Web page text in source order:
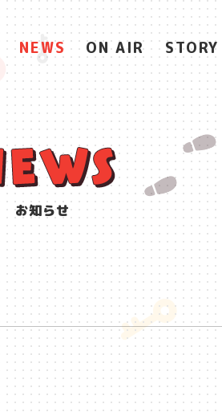
NEWS ON AIR STORY
お知らせ